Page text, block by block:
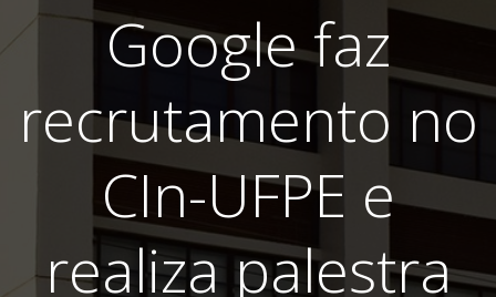
Google faz
recrutamento no
CIn-UFPE e
realiza palestra